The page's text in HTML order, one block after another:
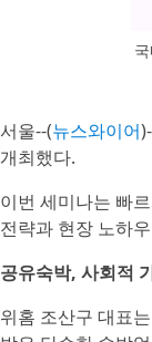
서울--(뉴스와이어
개최했다.
이번 세미나는 빠
전략과 현장 노하
공유숙박, 사회적
위홈 조산구 대표